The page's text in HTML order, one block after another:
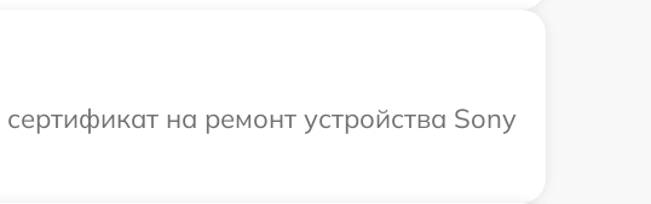
на ремонт устройства Sony